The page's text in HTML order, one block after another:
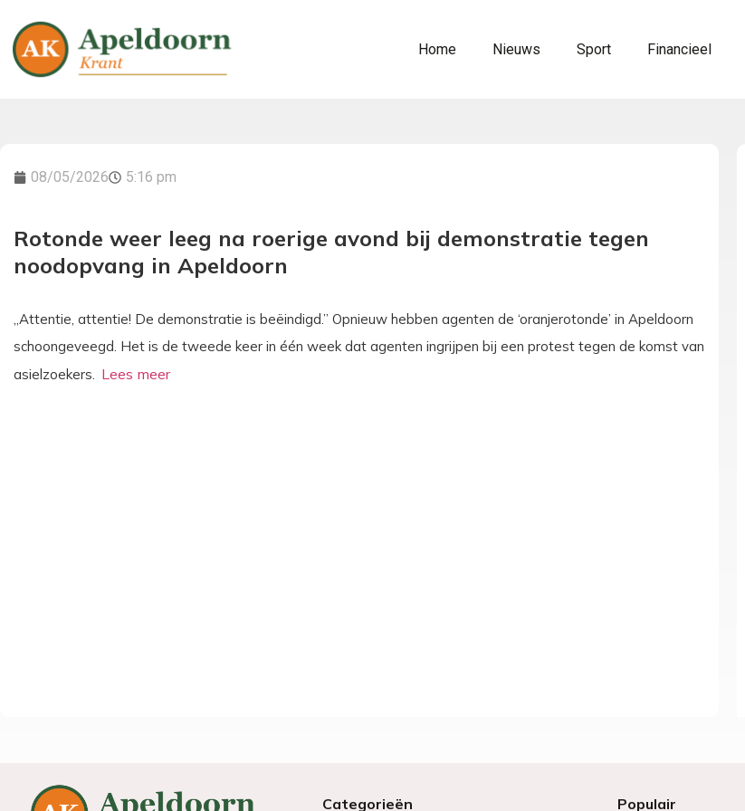
Home Nieuws Sport Financieel
08/05/2026 5:16 pm
Rotonde weer leeg na roerige avond bij demonstratie tegen
noodopvang in Apeldoorn
„Attentie, attentie! De demonstratie is beëindigd.” Opnieuw hebben agenten de ‘oranjerotonde’ in Apeldoorn
schoongeveegd. Het is de tweede keer in één week dat agenten ingrijpen bij een protest tegen de komst van
asielzoekers.
Categorieën Populair